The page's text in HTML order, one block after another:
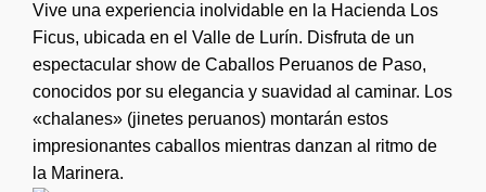
Vive una experiencia inolvidable en la Hacienda Los
Ficus, ubicada en el Valle de Lurín. Disfruta de un
espectacular show de Caballos Peruanos de Paso,
conocidos por su elegancia y suavidad al caminar. Los
«chalanes» (jinetes peruanos) montarán estos
impresionantes caballos mientras danzan al ritmo de
la Marinera.